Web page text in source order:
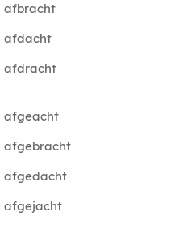
afbracht
afdacht
afdracht
afgeacht
afgebracht
afgedacht
afgejacht